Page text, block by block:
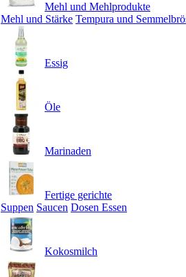
Mehl und Mehlprodukte
Mehl und Stärke Tempura und
Essig
Öle
Marinaden
Fertige gerichte
Suppen Saucen Dosen Essen
Kokosmilch